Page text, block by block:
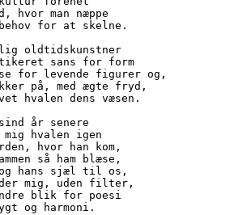
tid, hvor man næppe
behov for at skelne.
oldtidskunstner
sans for form
for levende figurer og,
sikker på, med ægte fryd,
hvalen dens væsen.
år senere
han mig hvalen igen
fjorden, hvor han kom,
sammen så ham blæse,
tog hans sjæl til os,
mig, uden filter,
indre blik for poesi
og harmoni.